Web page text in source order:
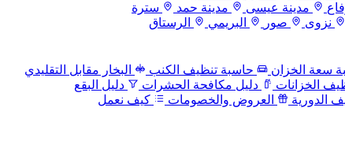
مدينة عيسى مدينة حمد
سترة
نزوى صور البريمي
الرستاق
سعة الخزان حاسبة تنظيف الكنب
البخار مقابل التقليدي
الخزانات دليل مكافحة الحشرات
دليل البقع
الدورية العروض والخصومات
كيف نعمل